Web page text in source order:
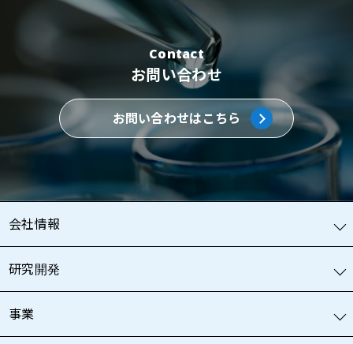
Contact
お問い合わせ
お問い合わせはこちら
会社情報
研究開発
事業